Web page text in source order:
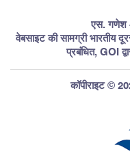
एस. गणेश
वेबसाइट की सामग्री भारतीय
प्रबंधित, GOI
कॉपीराइट ©